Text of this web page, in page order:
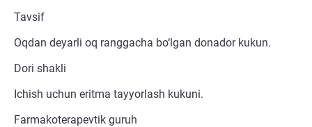
Tavsif
Oqdan deyarli oq ranggacha bo‘lgan donador kukun.
Dori shakli
Ichish uchun eritma tayyorlash kukuni.
Farmakoterapevtik guruh